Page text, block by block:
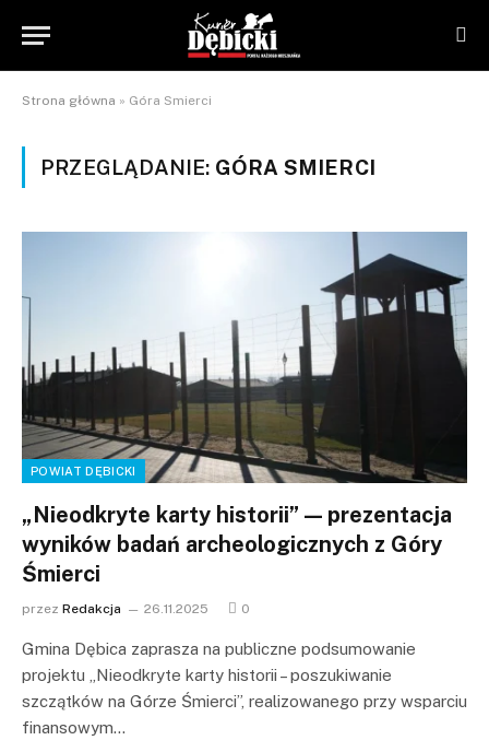
Strona główna » Góra Smierci
PRZEGLĄDANIE: GÓRA SMIERCI
POWIAT DĘBICKI
„Nieodkryte karty historii” — prezentacja
wyników badań archeologicznych z Góry
Śmierci
przez Redakcja 26.11.2025 0
Gmina Dębica zaprasza na publiczne podsumowanie
projektu „Nieodkryte karty historii – poszukiwanie
szczątków na Górze Śmierci”, realizowanego przy wsparciu
finansowym…